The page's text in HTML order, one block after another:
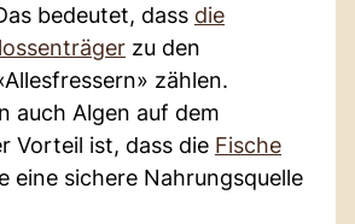
bedeutet, dass die
zu den
zählen.
auch Algen auf dem
Vorteil ist, dass die Fische
eine sichere Nahrungsquelle